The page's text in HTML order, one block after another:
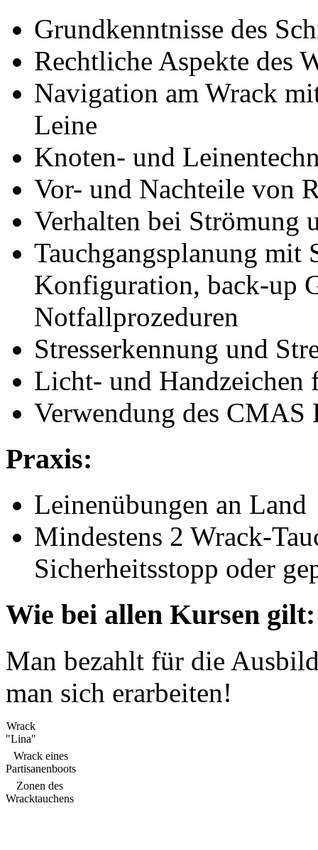
Grundkenntnisse des
Rechtliche Aspekte des
Navigation am Wrack
Leine
Knoten- und
Vor- und Nachteile von
Verhalten bei Strömung
Tauchgangsplanung mit
Konfiguration, back-up
Notfallprozeduren
Stresserkennung und
Licht- und Handzeichen
Verwendung des CMAS
Praxis:
Leinenübungen an Land
Mindestens 2 Wrack-
Sicherheitsstopp oder
Wie bei allen Kursen gilt:
Man bezahlt für die
man sich erarbeiten!
Wrack
"Lina"
Wrack eines
Partisanenboots
Zonen des
Wracktauchens